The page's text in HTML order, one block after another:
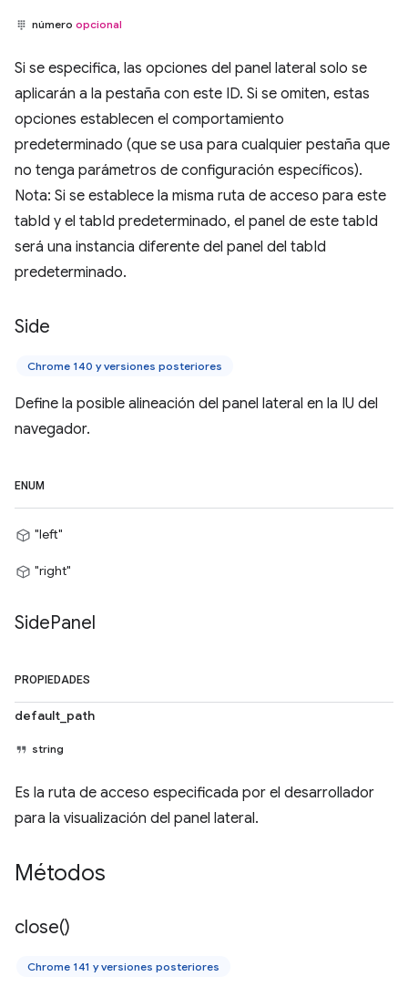
número opcional
Si se especifica, las opciones del panel lateral solo se
aplicarán a la pestaña con este ID. Si se omiten, estas
opciones establecen el comportamiento
predeterminado (que se usa para cualquier pestaña que
no tenga parámetros de configuración específicos).
Nota: Si se establece la misma ruta de acceso para este
tabId y el tabId predeterminado, el panel de este tabId
será una instancia diferente del panel del tabId
predeterminado.
Side
Chrome 140 y versiones posteriores
Define la posible alineación del panel lateral en la IU del
navegador.
ENUM
"left"
"right"
SidePanel
PROPIEDADES
default_path
string
Es la ruta de acceso especificada por el desarrollador
para la visualización del panel lateral.
Métodos
close()
Chrome 141 y versiones posteriores